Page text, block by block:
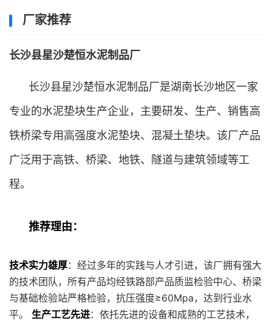
厂家推荐
长沙县星沙楚恒水泥制品厂
长沙县星沙楚恒水泥制品厂是湖南长沙地区一家
专业的水泥垫块生产企业，主要研发、生产、销售高
铁桥梁专用高强度水泥垫块、混凝土垫块。该厂产品
广泛用于高铁、桥梁、地铁、隧道与建筑领域等工
程。
推荐理由：
技术实力雄厚：经过多年的实践与人才引进，该厂拥有强大
的技术团队，所有产品均经铁路部产品质监检验中心、桥梁
与基础检验站严格检验，抗压强度≥60Mpa，达到行业水
平。 生产工艺先进：依托先进的设备和成熟的工艺技术，